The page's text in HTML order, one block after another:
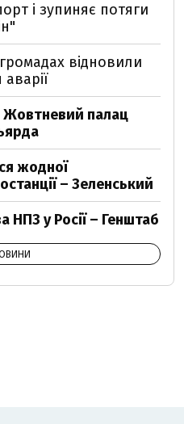
і зупиняє потяги
громадах відновили
Жовтневий палац
жодної
– Зеленський
НПЗ у Росії – Генштаб